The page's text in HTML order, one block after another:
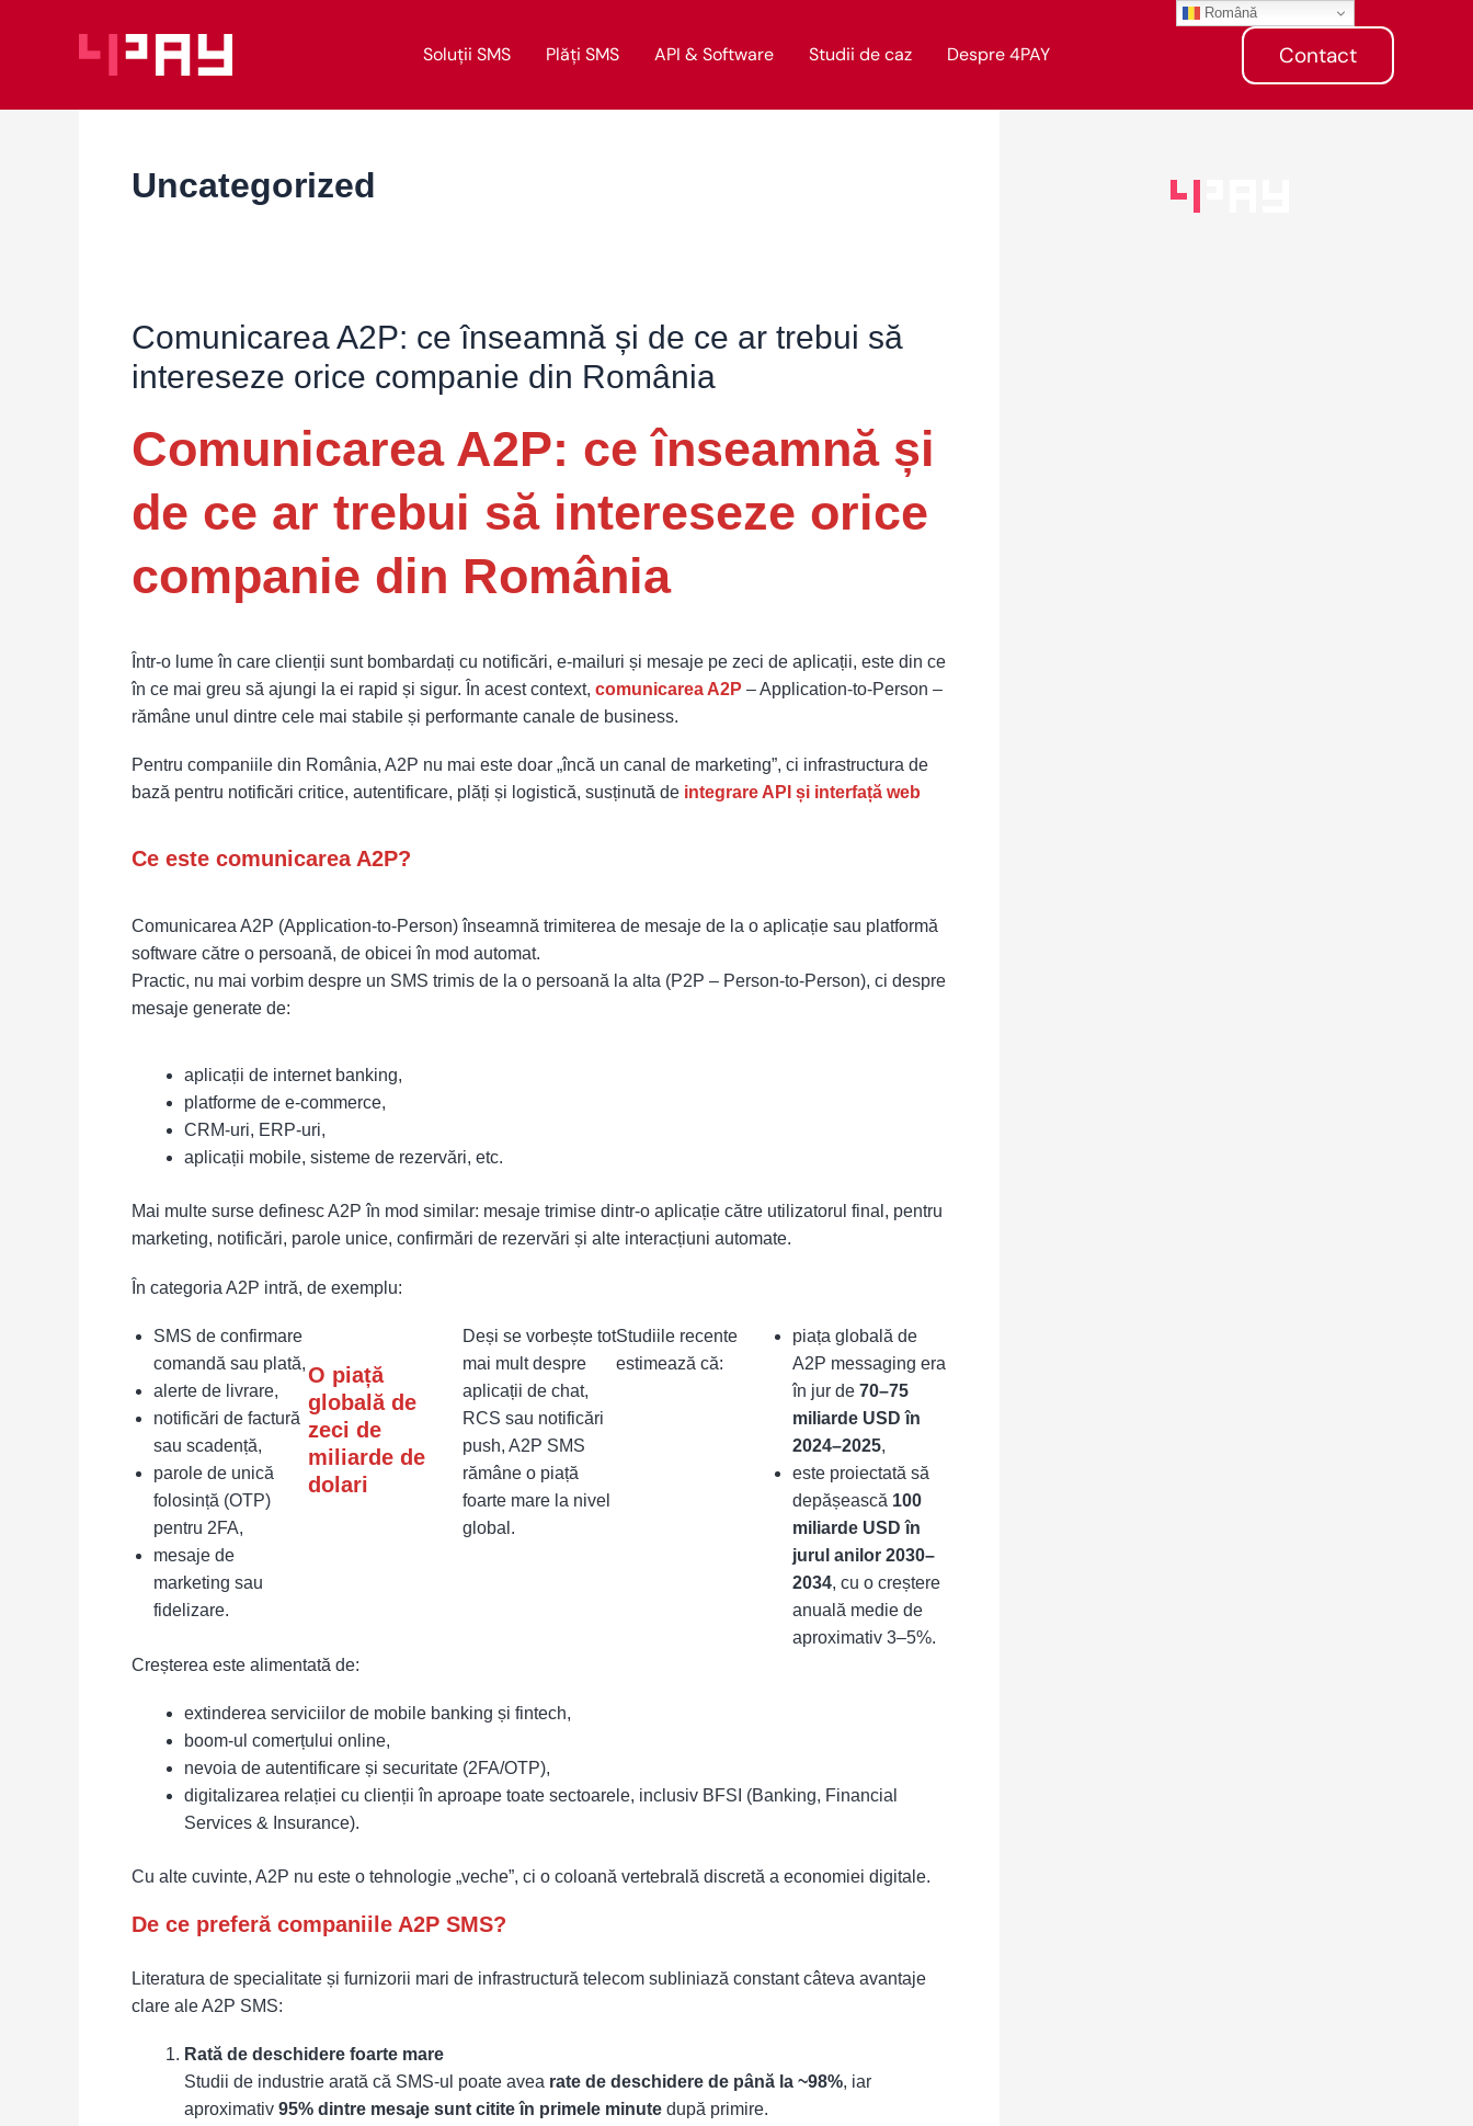
Soluții SMS Plăți SMS API & Software Studii de caz Despre 4PAY Contact
Uncategorized
Comunicarea A2P: ce înseamnă și de ce ar trebui să
intereseze orice companie din România
Comunicarea A2P: ce înseamnă și
de ce ar trebui să intereseze orice
companie din România
Într-o lume în care clienții sunt bombardați cu notificări, e-mailuri și mesaje pe zeci de aplicații, este din ce
în ce mai greu să ajungi la ei rapid și sigur. În acest context, comunicarea A2P – Application-to-Person –
rămâne unul dintre cele mai stabile și performante canale de business.
Pentru companiile din România, A2P nu mai este doar „încă un canal de marketing”, ci infrastructura de
bază pentru notificări critice, autentificare, plăți și logistică, susținută de integrare API și interfață web
Ce este comunicarea A2P?
Comunicarea A2P (Application-to-Person) înseamnă trimiterea de mesaje de la o aplicație sau platformă
software către o persoană, de obicei în mod automat.
Practic, nu mai vorbim despre un SMS trimis de la o persoană la alta (P2P – Person-to-Person), ci despre
mesaje generate de:
aplicații de internet banking,
platforme de e-commerce,
CRM-uri, ERP-uri,
aplicații mobile, sisteme de rezervări, etc.
Mai multe surse definesc A2P în mod similar: mesaje trimise dintr-o aplicație către utilizatorul final, pentru
marketing, notificări, parole unice, confirmări de rezervări și alte interacțiuni automate.
În categoria A2P intră, de exemplu:
SMS de confirmare
comandă sau plată,
alerte de livrare,
notificări de factură
sau scadență,
parole de unică
folosință (OTP)
pentru 2FA,
mesaje de
marketing sau
fidelizare.
O piață
globală de
zeci de
miliarde de
dolari
Deși se vorbește tot
mai mult despre
aplicații de chat,
RCS sau notificări
push, A2P SMS
rămâne o piață
foarte mare la nivel
global.
Studiile recente
estimează că:
piața globală de
A2P messaging era
în jur de70–75
miliarde USD în
2024–2025,
este proiectată să
depășească 100
miliarde USD în
jurul anilor 2030–
2034, cu o creștere
anuală medie de
aproximativ 3–5%.
Creșterea este alimentată de:
extinderea serviciilor de mobile banking și fintech,
boom-ul comerțului online,
nevoia de autentificare și securitate (2FA/OTP),
digitalizarea relației cu clienții în aproape toate sectoarele, inclusiv BFSI (Banking, Financial
Services & Insurance).
Cu alte cuvinte, A2P nu este o tehnologie „veche”, ci o coloană vertebrală discretă a economiei digitale.
De ce preferă companiile A2P SMS?
Literatura de specialitate și furnizorii mari de infrastructură telecom subliniază constant câteva avantaje
clare ale A2P SMS:
Rată de deschidere foarte mare
Studii de industrie arată că SMS-ul poate avea rate de deschidere de până la ~98%, iar
aproximativ 95% dintre mesaje sunt citite în primele minute după primire.
Comunicarea
ce
și
de
ar
să
companie
din
România
Română